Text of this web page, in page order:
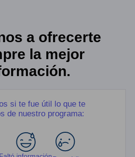
a ofrecerte
la mejor
si te fue útil lo que te
de nuestro programa: